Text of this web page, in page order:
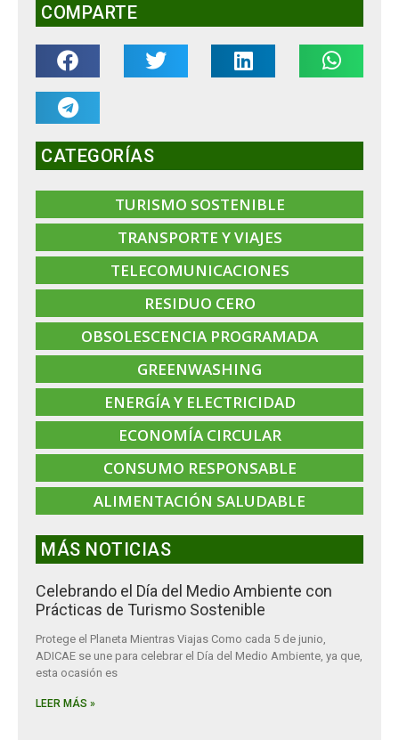
COMPARTE
CATEGORÍAS
TURISMO SOSTENIBLE
TRANSPORTE Y VIAJES
TELECOMUNICACIONES
RESIDUO CERO
OBSOLESCENCIA PROGRAMADA
GREENWASHING
ENERGÍA Y ELECTRICIDAD
ECONOMÍA CIRCULAR
CONSUMO RESPONSABLE
ALIMENTACIÓN SALUDABLE
MÁS NOTICIAS
Celebrando el Día del Medio Ambiente con
Prácticas de Turismo Sostenible
Protege el Planeta Mientras Viajas Como cada 5 de junio,
ADICAE se une para celebrar el Día del Medio Ambiente, ya que,
esta ocasión es
LEER MÁS »